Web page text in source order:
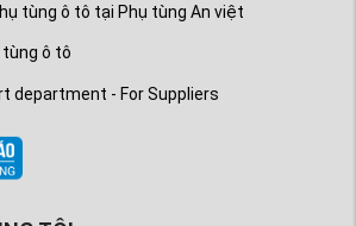
tùng ô tô tại Phụ tùng An việt
tùng ô tô
department - For Suppliers